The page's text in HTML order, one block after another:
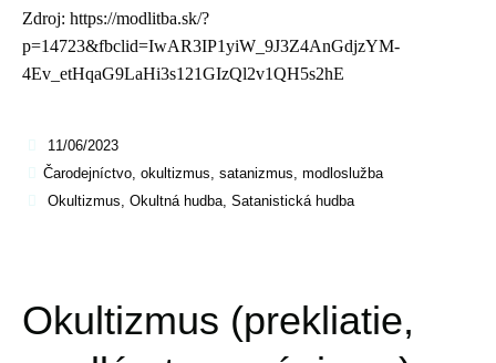
Zdroj: https://modlitba.sk/?
p=14723&fbclid=IwAR3IP1yiW_9J3Z4AnGdjzYM-
4Ev_etHqaG9LaHi3s121GIzQl2v1QH5s2hE
11/06/2023
Čarodejníctvo, okultizmus, satanizmus, modloslužba
Okultizmus Okultná hudba, Satanistická hudba
Okultizmus (prekliatie,